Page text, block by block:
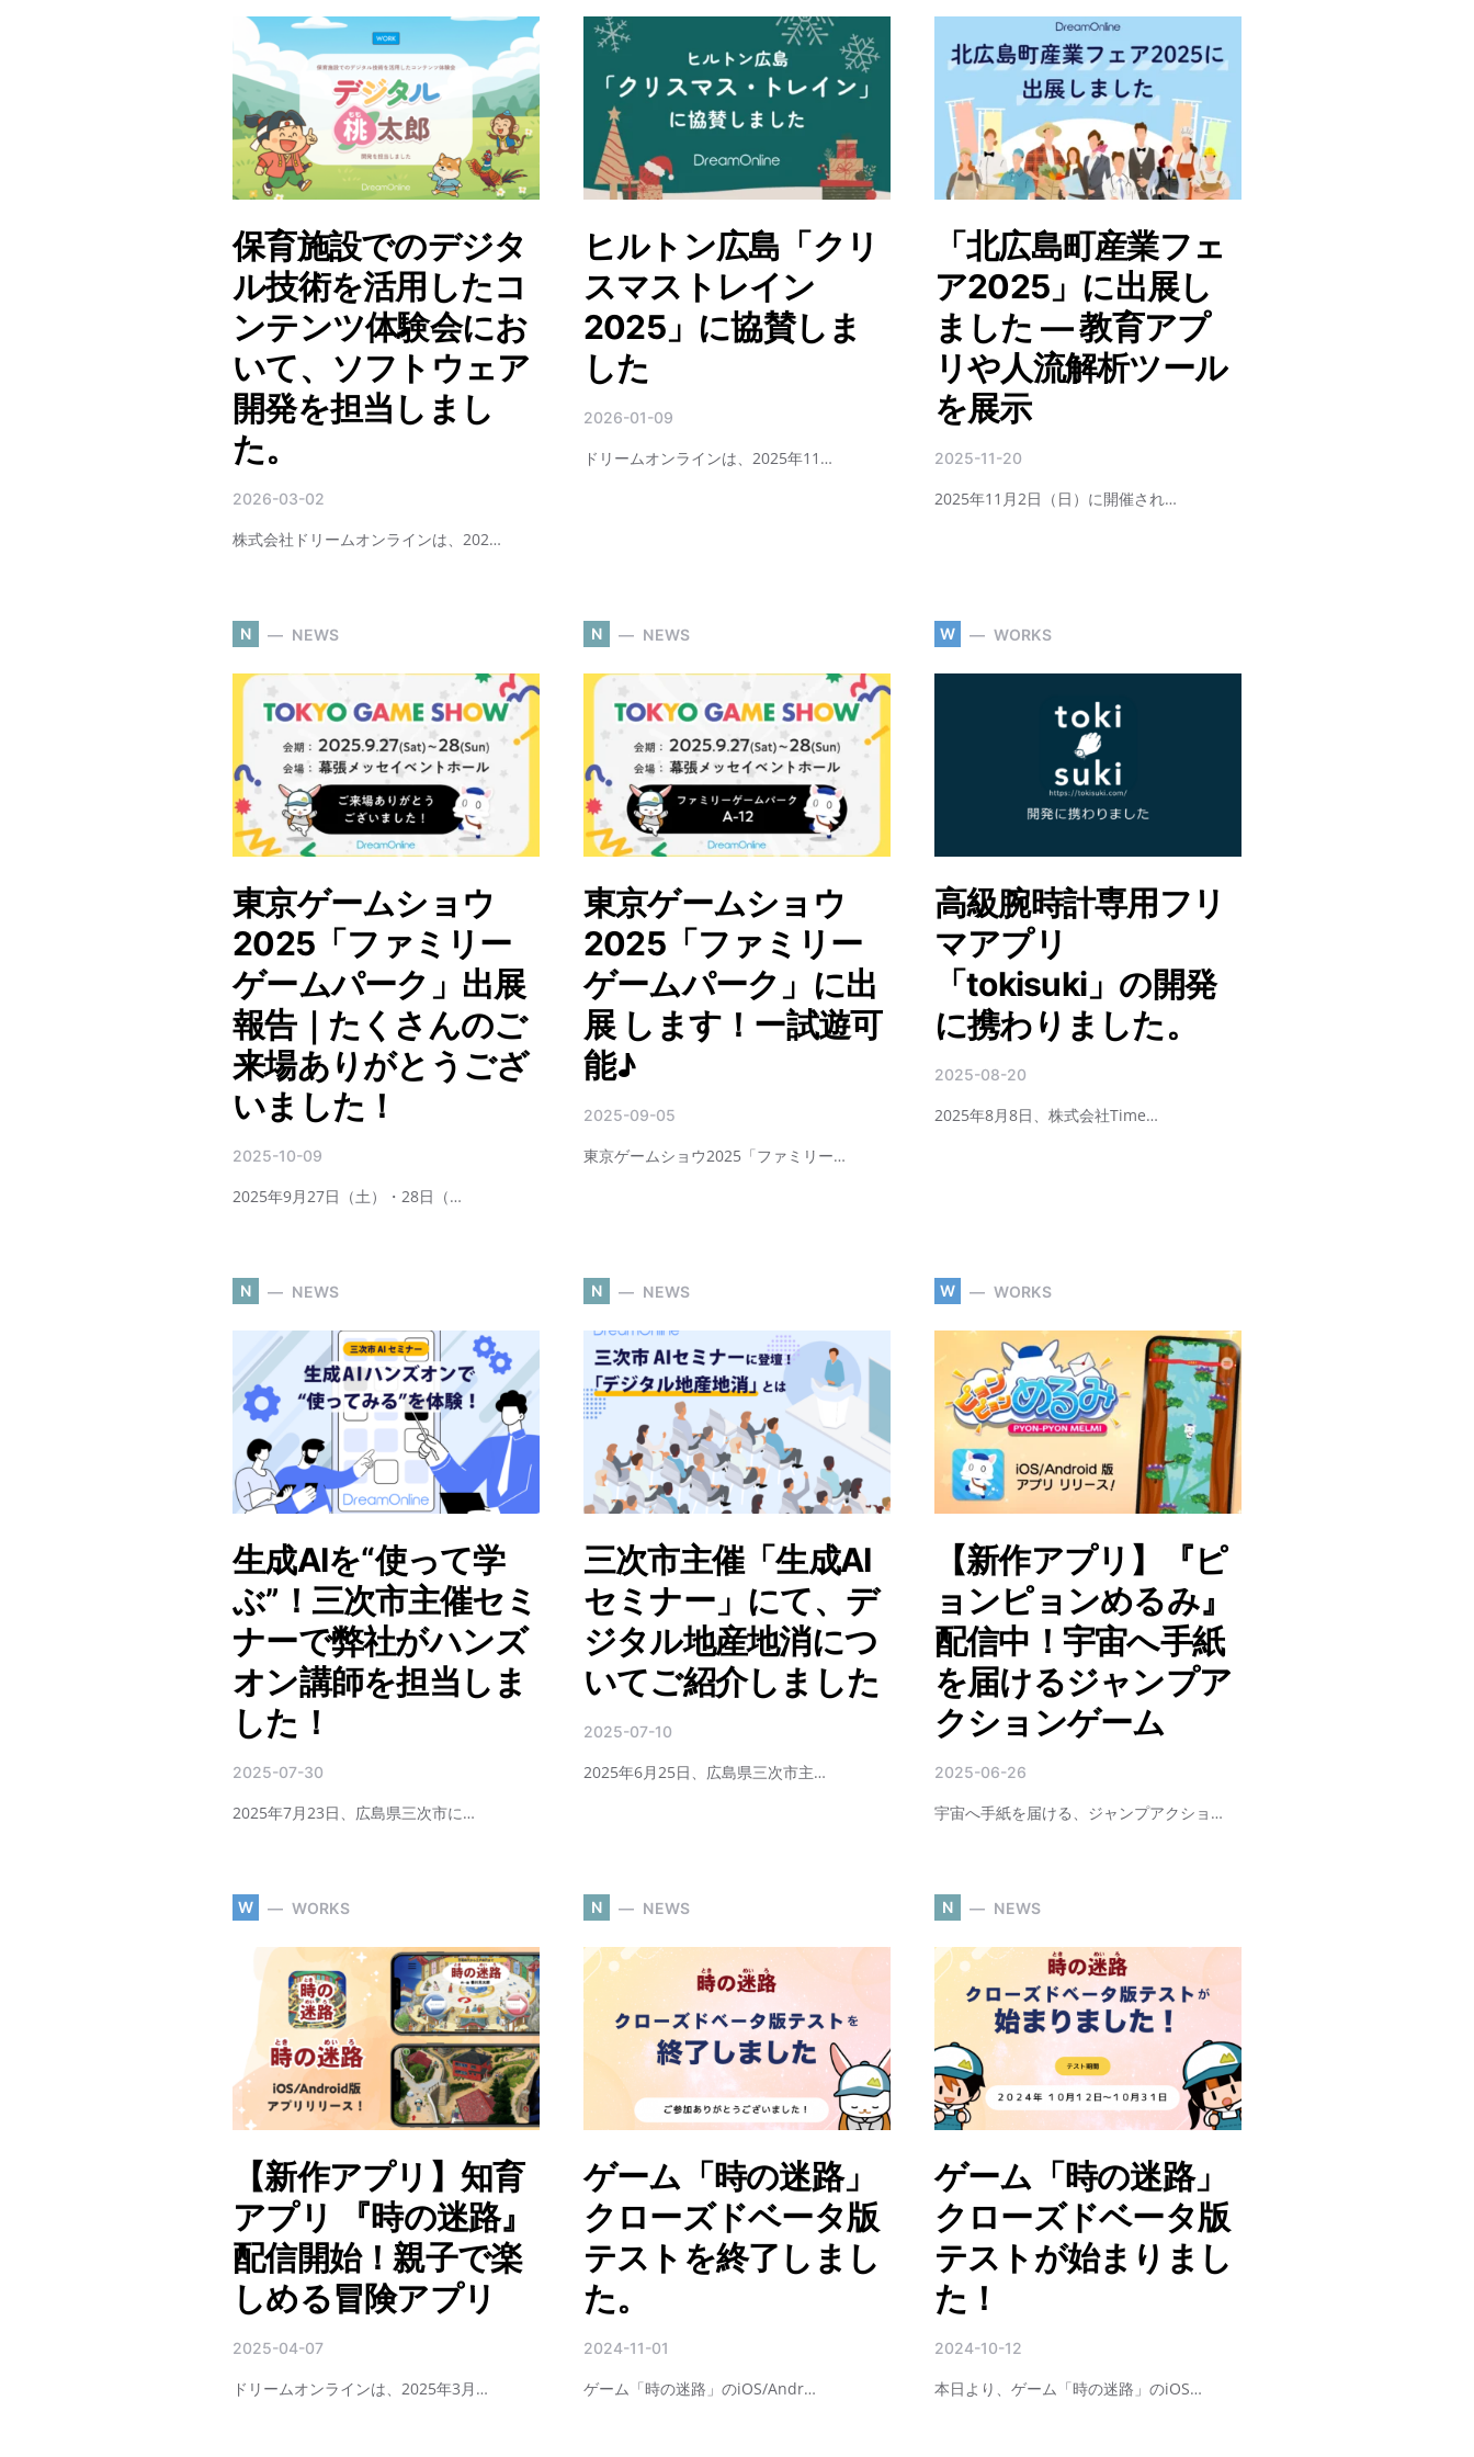
保育施設でのデジタ
ル技術を活用したコ
ンテンツ体験会にお
いて、ソフトウェア
開発を担当しまし
た。
2026-03-02
株式会社ドリームオンラインは、202…
ヒルトン広島「クリ
スマストレイン
2025」に協賛しま
した
2026-01-09
ドリームオンラインは、2025年11…
「北広島町産業フェ
ア2025」に出展し
ました ― 教育アプ
リや人流解析ツール
を展示
2025-11-20
2025年11月2日（日）に開催され…
N NEWS
東京ゲームショウ
2025「ファミリー
ゲームパーク」出展
報告｜たくさんのご
来場ありがとうござ
いました！
2025-10-09
2025年9月27日（土）・28日（…
N NEWS
東京ゲームショウ
2025「ファミリー
ゲームパーク」に出
展 します！ー試遊可
能♪
2025-09-05
東京ゲームショウ2025「ファミリー…
W WORKS
高級腕時計専用フリ
マアプリ
「tokisuki」の開発
に携わりました。
2025-08-20
2025年8月8日、株式会社Time…
N NEWS
生成AIを“使って学
ぶ”！三次市主催セミ
ナーで弊社がハンズ
オン講師を担当しま
した！
2025-07-30
2025年7月23日、広島県三次市に…
N NEWS
三次市主催「生成AI
セミナー」にて、デ
ジタル地産地消につ
いてご紹介しました
2025-07-10
2025年6月25日、広島県三次市主…
W WORKS
【新作アプリ】『ピ
ョンピョンめるみ』
配信中！宇宙へ手紙
を届けるジャンプア
クションゲーム
2025-06-26
宇宙へ手紙を届ける、ジャンプアクショ…
W WORKS
【新作アプリ】知育
アプリ 『時の迷路』
配信開始！親子で楽
しめる冒険アプリ
2025-04-07
ドリームオンラインは、2025年3月…
N NEWS
ゲーム「時の迷路」
クローズドベータ版
テストを終了しまし
た。
2024-11-01
ゲーム「時の迷路」のiOS/Andr…
N NEWS
ゲーム「時の迷路」
クローズドベータ版
テストが始まりまし
た！
2024-10-12
本日より、ゲーム「時の迷路」のiOS…